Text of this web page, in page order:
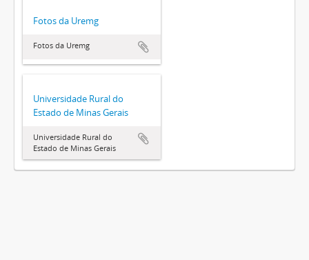
Fotos da Uremg
Fotos da Uremg
Universidade Rural do
Estado de Minas Gerais
Universidade Rural do
Estado de Minas Gerais